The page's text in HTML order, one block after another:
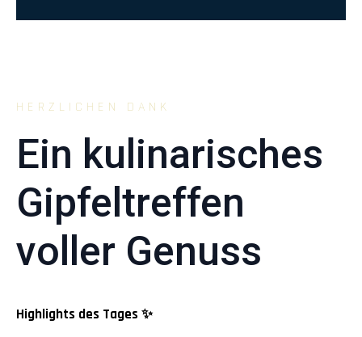
HERZLICHEN DANK
Ein kulinarisches
Gipfeltreffen
voller Genuss
Highlights des Tages ✨